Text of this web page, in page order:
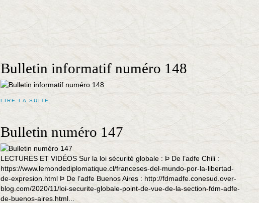
Bulletin informatif numéro 148
LIRE LA SUITE
Bulletin numéro 147
LECTURES ET VIDÉOS Sur la loi sécurité globale : Þ De l’adfe Chili :
https://www.lemondediplomatique.cl/franceses-del-mundo-por-la-libertad-
de-expresion.html Þ De l’adfe Buenos Aires : http://fdmadfe.conesud.over-
blog.com/2020/11/loi-securite-globale-point-de-vue-de-la-section-fdm-adfe-
de-buenos-aires.html...